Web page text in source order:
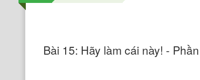
Bài 15: Hãy làm cái này! - Phần